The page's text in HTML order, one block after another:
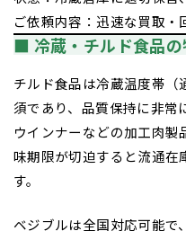
ご依頼内容：迅速な買取
■ 冷蔵・チルド食品
チルド食品は冷蔵温度帯
須であり、品質保持に非常
ウインナーなどの加工肉製
味期限が切迫すると流通在
す。
ベジブルは全国対応可能で